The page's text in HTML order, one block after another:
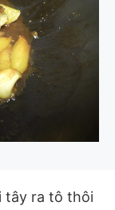
tây ra tô thôi